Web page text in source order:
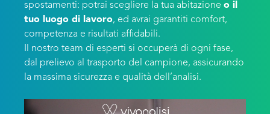
spostamenti: potrai scegliere la tua abitazione o il
tuo luogo di lavoro, ed avrai garantiti comfort,
competenza e risultati affidabili.
Il nostro team di esperti si occuperà di ogni fase,
dal prelievo al trasporto del campione, assicurando
la massima sicurezza e qualità dell’analisi.